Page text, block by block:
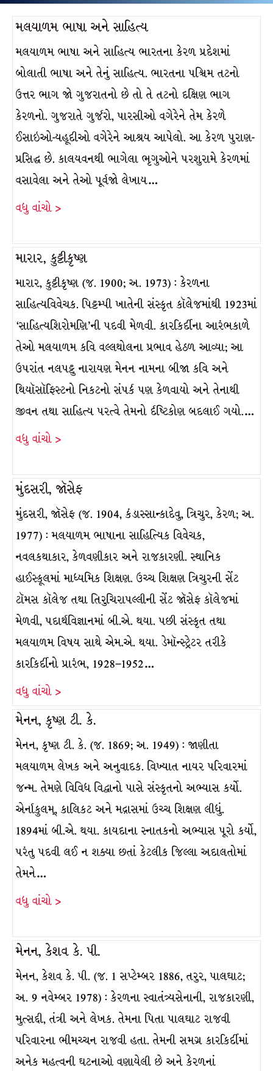
મલયાળમ ભાષા અને સાહિત્ય
મલયાળમ ભાષા અને સાહિત્ય ભારતના કેરળ પ્રદેશમાં
બોલાતી ભાષા અને તેનું સાહિત્ય. ભારતના પશ્ચિમ તટનો
ઉત્તર ભાગ જો ગુજરાતનો છે તો તે તટનો દક્ષિણ ભાગ
કેરળનો. ગુજરાતે ગુર્જરો, પારસીઓ વગેરેને તેમ કેરળે
ઈસાઇઓ-યહૂદીઓ વગેરેને આશ્રય આપેલો. આ કેરળ પુરાણ-
પ્રસિદ્ધ છે. કાલયવનથી ભાગેલા ભૃગુઓને પરશુરામે કેરળમાં
વસાવેલા અને તેઓ પૂર્વજો લેખાય…
વધુ વાંચો >
મારાર, કુટ્ટીકૃષ્ણ
મારાર, કુટ્ટીકૃષ્ણ (જ. 1900; અ. 1973) : કેરળના
સાહિત્યવિવેચક. પિટ્ટમ્પી ખાતેની સંસ્કૃત કૉલેજમાંથી 1923માં
‘સાહિત્યશિરોમણિ’ની પદવી મેળવી. કારકિર્દીના આરંભકાળે
તેઓ મલયાળમ કવિ વલ્લથોલના પ્રભાવ હેઠળ આવ્યા; આ
ઉપરાંત નલપટ્ટુ નારાયણ મેનન નામના બીજા કવિ અને
થિયૉસૉફિસ્ટનો નિકટનો સંપર્ક પણ કેળવાયો અને તેનાથી
જીવન તથા સાહિત્ય પરત્વે તેમનો ર્દષ્ટિકોણ બદલાઈ ગયો.…
વધુ વાંચો >
મુંદસરી, જૉસેફ
મુંદસરી, જૉસેફ (જ. 1904, કંડાસ્સાન્કાદેવુ, ત્રિચુર, કેરળ; અ.
1977) : મલયાળમ ભાષાના સાહિત્યિક વિવેચક,
નવલકથાકાર, કેળવણીકાર અને રાજકારણી. સ્થાનિક
હાઈસ્કૂલમાં માધ્યમિક શિક્ષણ. ઉચ્ચ શિક્ષણ ત્રિચુરની સેંટ
ટૉમસ કૉલેજ તથા તિરુચિરાપલ્લીની સેંટ જૉસેફ કૉલેજમાં
મેળવી, પદાર્થવિજ્ઞાનમાં બી.એ. થયા. પછી સંસ્કૃત તથા
મલયાળમ વિષય સાથે એમ.એ. થયા. ડેમૉન્સ્ટ્રેટર તરીકે
કારકિર્દીનો પ્રારંભ, 1928–1952…
વધુ વાંચો >
મેનન, કૃષ્ણ ટી. કે.
મેનન, કૃષ્ણ ટી. કે. (જ. 1869; અ. 1949) : જાણીતા
મલયાળમ લેખક અને અનુવાદક. વિખ્યાત નાયર પરિવારમાં
જન્મ. તેમણે વિવિધ વિદ્વાનો પાસે સંસ્કૃતનો અભ્યાસ કર્યો.
એર્નાકુલમ્, કાલિકટ અને મદ્રાસમાં ઉચ્ચ શિક્ષણ લીધું.
1894માં બી.એ. થયા. કાયદાના સ્નાતકનો અભ્યાસ પૂરો કર્યો,
પરંતુ પદવી લઈ ન શક્યા છતાં કેટલીક જિલ્લા અદાલતોમાં
તેમને…
વધુ વાંચો >
મેનન, કેશવ કે. પી.
મેનન, કેશવ કે. પી. (જ. 1 સપ્ટેમ્બર 1886, તરુર, પાલઘાટ;
અ. 9 નવેમ્બર 1978) : કેરળના સ્વાતંત્ર્યસેનાની, રાજકારણી,
મુત્સદ્દી, તંત્રી અને લેખક. તેમના પિતા પાલઘાટ રાજવી
પરિવારના ભીમચ્ચન રાજવી હતા. તેમની સમગ્ર કારકિર્દીમાં
અનેક મહત્વની ઘટનાઓ વણાયેલી છે અને કેરળનાં